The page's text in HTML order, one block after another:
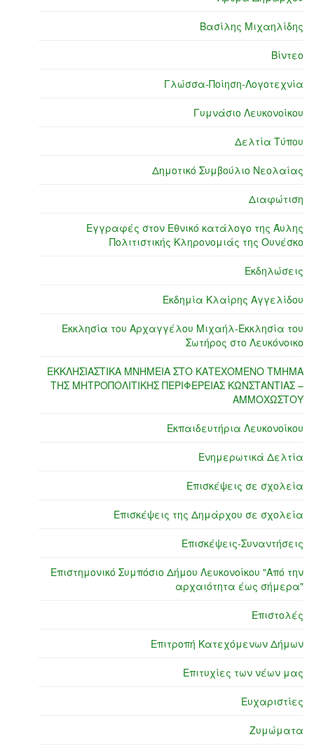
Βασίλης Μιχαηλίδης
Βίντεο
Γλώσσα-Ποίηση-Λογοτεχνία
Γυμνάσιο Λευκονοίκου
Δελτία Τύπου
Δημοτικό Συμβούλιο Νεολαίας
Διαφώτιση
Εγγραφές στον Εθνικό κατάλογο της Άυλης
Πολιτιστικής Κληρονομιάς της Ουνέσκο
Εκδηλώσεις
Εκδημία Κλαίρης Αγγελίδου
Εκκλησία του Αρχαγγέλου Μιχαήλ-Εκκλησία του
Σωτήρος στο Λευκόνοικο
ΕΚΚΛΗΣΙΑΣΤΙΚΑ ΜΝΗΜΕΙΑ ΣΤΟ ΚΑΤΕΧΟΜΕΝΟ ΤΜΗΜΑ
ΤΗΣ ΜΗΤΡΟΠΟΛΙΤΙΚΗΣ ΠΕΡΙΦΕΡΕΙΑΣ ΚΩΝΣΤΑΝΤΙΑΣ –
ΑΜΜΟΧΩΣΤΟΥ
Εκπαιδευτήρια Λευκονοίκου
Ενημερωτικά Δελτία
Επισκέψεις σε σχολεία
Επισκέψεις της Δημάρχου σε σχολεία
Επισκέψεις-Συναντήσεις
Επιστημονικό Συμπόσιο Δήμου Λευκονοίκου "Από την
αρχαιότητα έως σήμερα"
Επιστολές
Επιτροπή Κατεχόμενων Δήμων
Επιτυχίες των νέων μας
Ευχαριστίες
Ζυμώματα